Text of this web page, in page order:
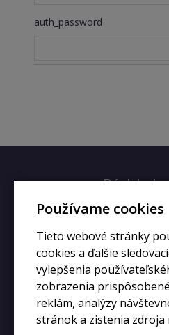
auth_password
Rýchly
Používame cookies
Tieto webové stránky
cookies a ďalšie
vylepšenia
zobrazenia
reklám, analýzy
stránok a zistenia zdroja